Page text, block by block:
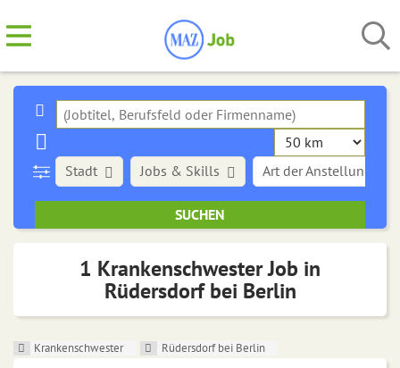
Stadt Art der Anstellung
Jobs & Skills
1 Krankenschwester Job in
Rüdersdorf bei Berlin
Krankenschwester Rüdersdorf bei Berlin